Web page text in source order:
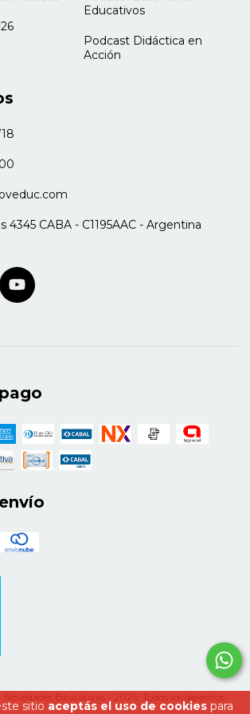
sitio aceptás el uso de cookiespara
Educativos
Podcast Didáctica en
Acción
4345 CABA - C1195AAC - Argentina
Educativas - 2026. Todos los derechos